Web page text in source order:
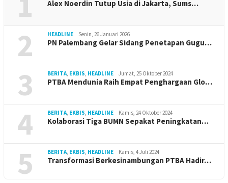
Alex Noerdin Tutup Usia di Jakarta, Sums…
2 HEADLINE Senin, 26 Januari 2026
PN Palembang Gelar Sidang Penetapan Gugu…
3 BERITA, EKBIS, HEADLINE Jumat, 25 Oktober 2024
PTBA Mendunia Raih Empat Penghargaan Glo…
4 BERITA, EKBIS, HEADLINE Kamis, 24 Oktober 2024
Kolaborasi Tiga BUMN Sepakat Peningkatan…
5 BERITA, EKBIS, HEADLINE Kamis, 4 Juli 2024
Transformasi Berkesinambungan PTBA Hadir…